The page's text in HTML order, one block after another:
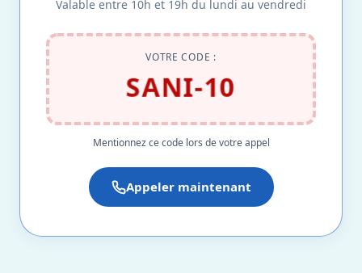
Valable entre 10h et 19h du lundi au vendredi
VOTRE CODE :
SANI-10
Mentionnez ce code lors de votre appel
Appeler maintenant